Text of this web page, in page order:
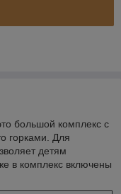
большой комплекс с
горками. Для
детям
в комплекс включены